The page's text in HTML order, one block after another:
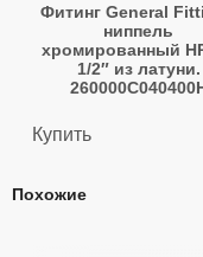
Фитинг General
ниппель
хромированный
1/2″ из латуни.
Купить
Похожие